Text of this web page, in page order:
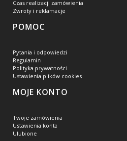
Czas realizacji zamówienia
Zwroty i reklamacje
POMOC
Pytania i odpowiedzi
Regulamin
Polityka prywatności
Ustawienia plików cookies
MOJE KONTO
Twoje zamówienia
Ustawienia konta
Ulubione